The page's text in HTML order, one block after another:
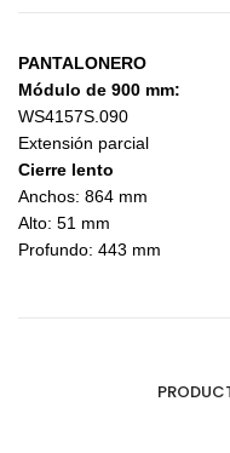
PANTALONERO
Módulo de 900 mm:
WS4157S.090
Extensión parcial
Cierre lento
Anchos: 864 mm
Alto: 51 mm
Profundo: 443 mm